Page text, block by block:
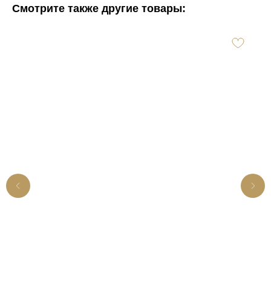
Смотрите также другие товары: